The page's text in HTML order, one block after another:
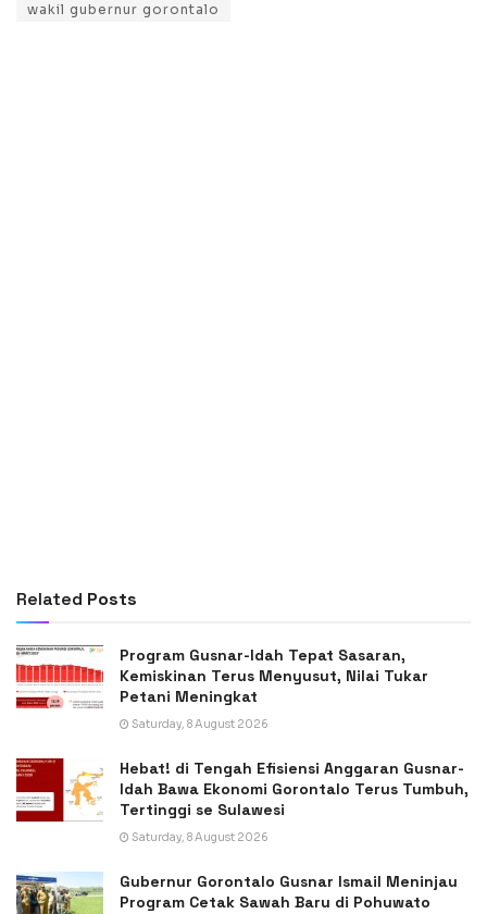
wakil gubernur gorontalo
Related Posts
Program Gusnar-Idah Tepat Sasaran,
Kemiskinan Terus Menyusut, Nilai Tukar
Petani Meningkat
Saturday, 8 August 2026
Hebat! di Tengah Efisiensi Anggaran Gusnar-
Idah Bawa Ekonomi Gorontalo Terus Tumbuh,
Tertinggi se Sulawesi
Saturday, 8 August 2026
Gubernur Gorontalo Gusnar Ismail Meninjau
Program Cetak Sawah Baru di Pohuwato